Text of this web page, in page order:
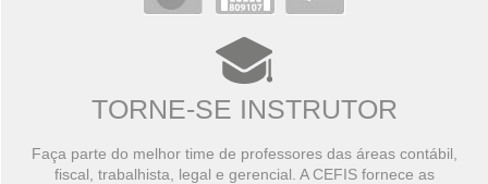
TORNE-SE INSTRUTOR
Faça parte do melhor time de professores das áreas contábil,
fiscal, trabalhista, legal e gerencial. A CEFIS fornece as